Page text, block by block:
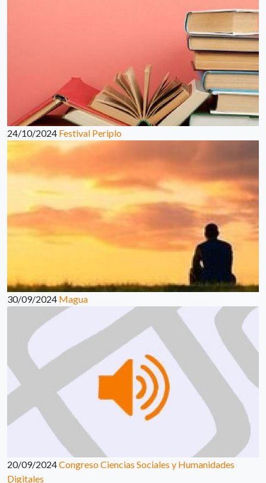
24/10/2024 Festival Periplo
30/09/2024 Magua
20/09/2024Congreso Ciencias Sociales y Humanidades
Digitales